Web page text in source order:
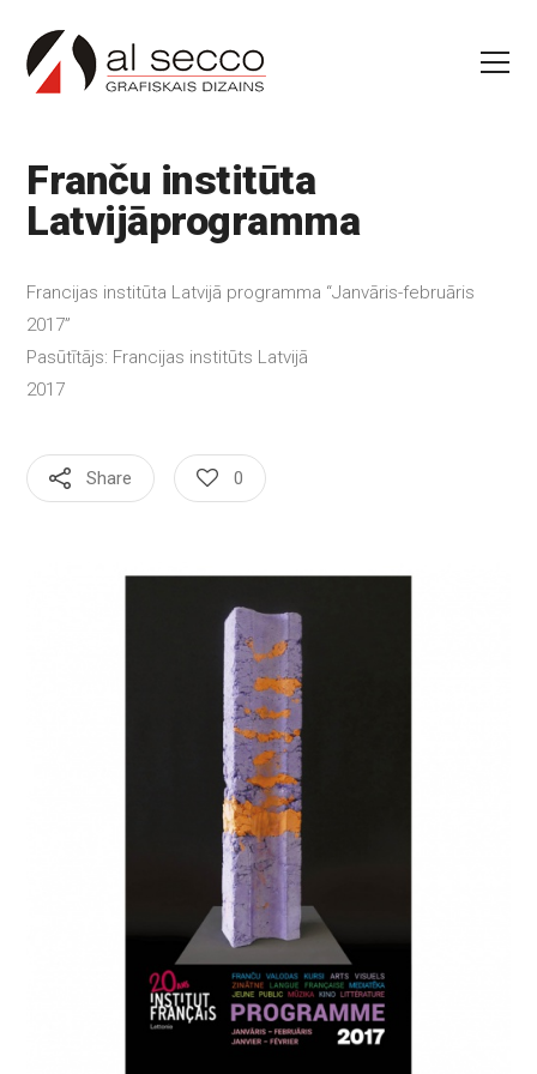
Franču institūta
Latvijāprogramma
Francijas institūta Latvijā programma “Janvāris-februāris
2017”
Pasūtītājs: Francijas institūts Latvijā
2017
Share 0